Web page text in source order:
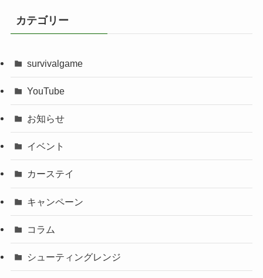
カテゴリー
survivalgame
YouTube
お知らせ
イベント
カーステイ
キャンペーン
コラム
シューティングレンジ